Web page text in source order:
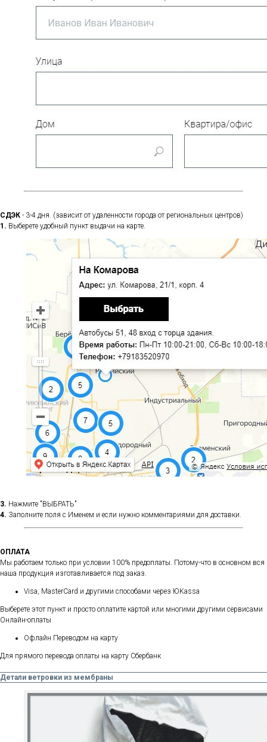
СДЭК - 3-4 дня. (зависит от удаленности города от региональных центров)
1. Выберете удобный пункт выдачи на карте.
3. Нажмите "ВЫБРАТЬ"
4. Заполните поля с Именем и если нужно комментариями для доставки.
ОПЛАТА
Мы работаем только при условии 100% предоплаты. Потому-что в основном вся
наша продукция изготавливается под заказ.
Visa, MasterCard и другими способами через ЮKassa
Выберете этот пункт и просто оплатите картой или многими другими сервисами
Онлайн-оплаты
Офлайн Переводом на карту
Для прямого перевода оплаты на карту Сбербанк
Детали ветровки из мембраны